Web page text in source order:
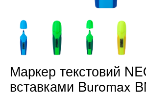
Маркер текстовий
вставками Buromax